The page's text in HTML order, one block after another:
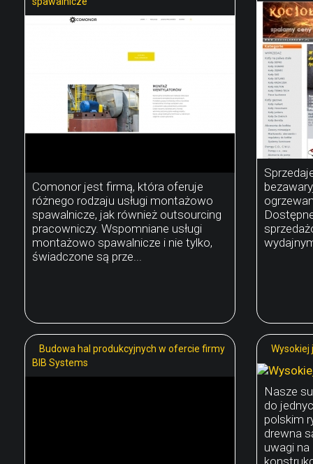
Comonor jest firmą, która oferuje
różnego rodzaju usługi montażowo
spawalnicze, jak również outsourcing
pracowniczy. Wspomniane usługi
montażowo spawalnicze i nie tylko,
świadczone są prze...
Budowa hal produkcyjnych w ofercie firmy
BIB Systems
Wysokiej
Nasze
do
polskim
drewna
uwagi